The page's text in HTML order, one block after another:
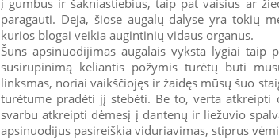
į gumbus ir šakniastiebius, taip pat vaisius ar
paragauti. Deja, šiose augalų dalyse yra tokių
kurios blogai veikia augintinių vidaus organus.
Šuns apsinuodijimas augalais vyksta lygiai
susirūpinimą keliantis požymis turėtų būti
linksmas, noriai vaikščiojęs ir žaidęs mūsų šuo
turėtume pradėti jį stebėti. Be to, verta
svarbu atkreipti dėmesį į dantenų ir liežuvio
apsinuodijus pasireiškia viduriavimas, stiprus